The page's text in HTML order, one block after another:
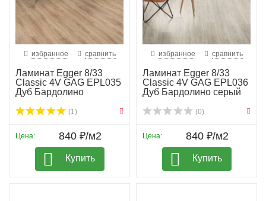
избранное сравнить
Ламинат Egger 8/33
Classic 4V GAG EPL035
Дуб Бардолино
(1)
Цена: 840 ₽/м2
Купить
избранное сравнить
Ламинат Egger 8/33
Classic 4V GAG EPL036
Дуб Бардолино серый
(0)
Цена: 840 ₽/м2
Купить